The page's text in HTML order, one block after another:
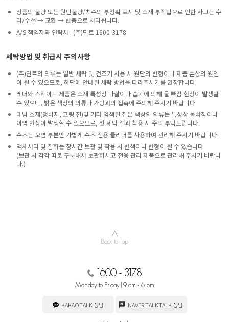
상품의 불량 또는 원단불량/치수의 부정확 표시 및 소재 부적합으로 인한 사고는 수
리/수선 → 교환 → 반품으로 처리됩니다.
A/S 책임자와 연락처 : (주)딘트 1600-3178
세탁방법 및 취급시 주의사항
(주)딘트의 의류는 일반 세탁 및 건조기 사용 시 원단의 변형이나 제품 손상의 원인
이 될 수 있으므로, 하단에 안내된 세탁 방법을 따라주시기를 권장합니다.
레더와 스웨이드 제품은 소재 특성상 마찰이나 습기에 의해 물 빠짐 현상이 발생할
수 있으니, 밝은 색상의 의류나 가방과의 접촉에 주의해 주시기 바랍니다.
데님 소재(청바지, 코팅 진)및 기타 염색된 짙은 색상의 의류는 특성상 물빠짐이나
이염 현상이 발생할 수 있으므로, 첫 세탁 전과 착용 시 주의 부탁드립니다.
슈즈는 오염 부분만 가볍게 슈즈 전용 클리너를 사용하여 관리해 주시기 바랍니다.
액세서리 및 잡화는 장시간 보관 및 착용 시 변색이나 변형이 될 수 있습니다.
(보관 시 각각 따로 구분해서 보관하시고 전용 관리 제품으로 관리해 주시기 바랍니
다.)
∧
Back to Top
1600 - 3178
Monday to Friday | 9 am - 6 pm
KAKAOTALK 상담 NAVER TALKTALK 상담